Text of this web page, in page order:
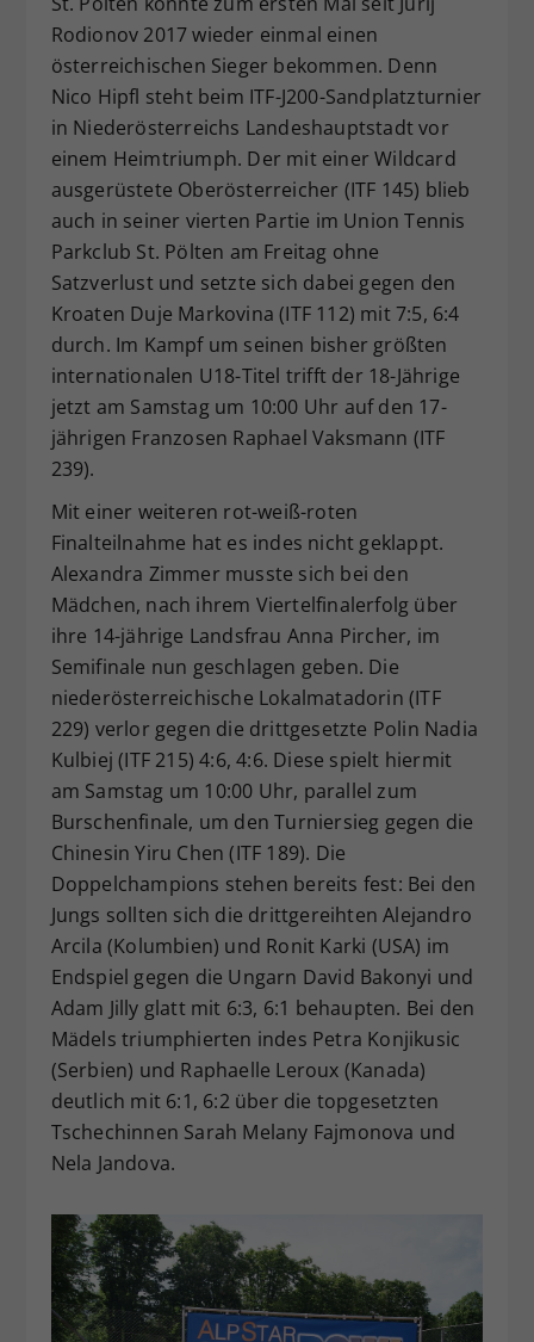
Rodionov 2017 wieder einmal einen
österreichischen Sieger bekommen. Denn
Nico Hipfl steht beim ITF-J200-Sandplatzturnier
in Niederösterreichs Landeshauptstadt vor
einem Heimtriumph. Der mit einer Wildcard
ausgerüstete Oberösterreicher (ITF 145) blieb
auch in seiner vierten Partie im Union Tennis
Parkclub St. Pölten am Freitag ohne
Satzverlust und setzte sich dabei gegen den
Kroaten Duje Markovina (ITF 112) mit 7:5, 6:4
durch. Im Kampf um seinen bisher größten
internationalen U18-Titel trifft der 18-Jährige
jetzt am Samstag um 10:00 Uhr auf den 17-
jährigen Franzosen Raphael Vaksmann (ITF
239).
Mit einer weiteren rot-weiß-roten
Finalteilnahme hat es indes nicht geklappt.
Alexandra Zimmer musste sich bei den
Mädchen, nach ihrem Viertelfinalerfolg über
ihre 14-jährige Landsfrau Anna Pircher, im
Semifinale nun geschlagen geben. Die
niederösterreichische Lokalmatadorin (ITF
229) verlor gegen die drittgesetzte Polin Nadia
Kulbiej (ITF 215) 4:6, 4:6. Diese spielt hiermit
am Samstag um 10:00 Uhr, parallel zum
Burschenfinale, um den Turniersieg gegen die
Chinesin Yiru Chen (ITF 189). Die
Doppelchampions stehen bereits fest: Bei den
Jungs sollten sich die drittgereihten Alejandro
Arcila (Kolumbien) und Ronit Karki (USA) im
Endspiel gegen die Ungarn David Bakonyi und
Adam Jilly glatt mit 6:3, 6:1 behaupten. Bei den
Mädels triumphierten indes Petra Konjikusic
(Serbien) und Raphaelle Leroux (Kanada)
deutlich mit 6:1, 6:2 über die topgesetzten
Tschechinnen Sarah Melany Fajmonova und
Nela Jandova.
Zweck
Dieser Wert speichert Ihre Consent-
Einstellungen. Unter anderem eine
zufällig generierte ID, für die
historische Speicherung Ihrer
vorgenommen Einstellungen, falls der
Webseiten-Betreiber dies eingestellt
hat.